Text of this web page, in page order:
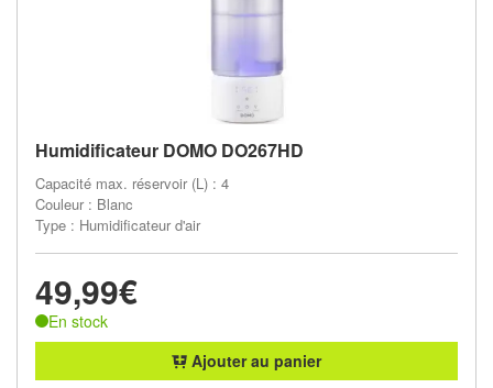
Humidificateur DOMO DO267HD
Capacité max. réservoir (L) : 4
Couleur : Blanc
Type : Humidificateur d'air
49,99€
En stock
Ajouter au panier